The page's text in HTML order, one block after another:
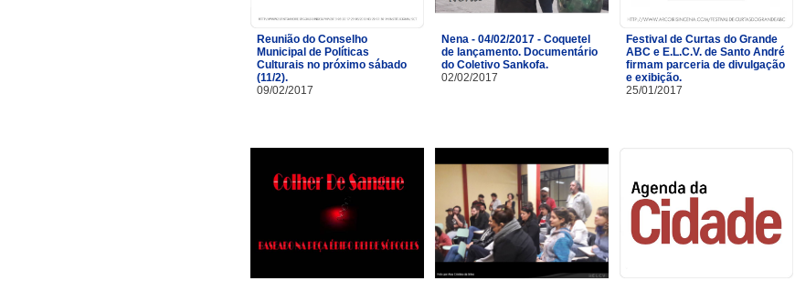
Reunião do Conselho
Municipal de Políticas
Culturais no próximo sábado
(11/2).
09/02/2017
Nena - 04/02/2017 - Coquetel
de lançamento. Documentário
do Coletivo Sankofa.
02/02/2017
Festival de Curtas do Grande
ABC e E.L.C.V. de Santo André
firmam parceria de divulgação
e exibição.
25/01/2017